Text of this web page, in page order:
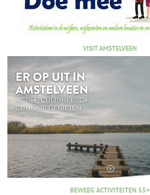
VISIT AMSTELVEEN
BEWEEG ACTIVITEITEN 55+